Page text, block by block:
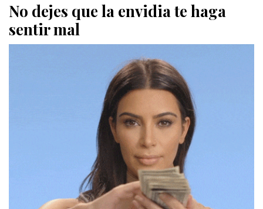
No dejes que la envidia te haga
sentir mal